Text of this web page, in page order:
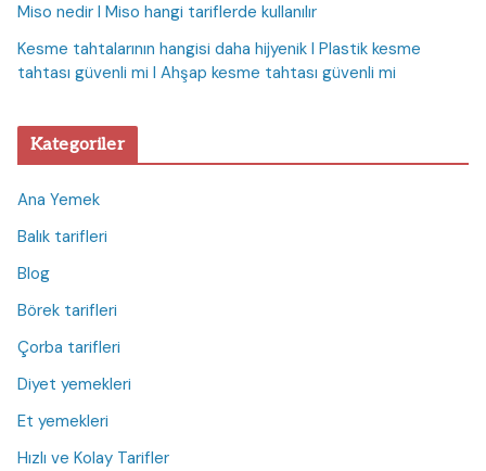
Miso nedir I Miso hangi tariflerde kullanılır
Kesme tahtalarının hangisi daha hijyenik I Plastik kesme
tahtası güvenli mi I Ahşap kesme tahtası güvenli mi
Kategoriler
Ana Yemek
Balık tarifleri
Blog
Börek tarifleri
Çorba tarifleri
Diyet yemekleri
Et yemekleri
Hızlı ve Kolay Tarifler